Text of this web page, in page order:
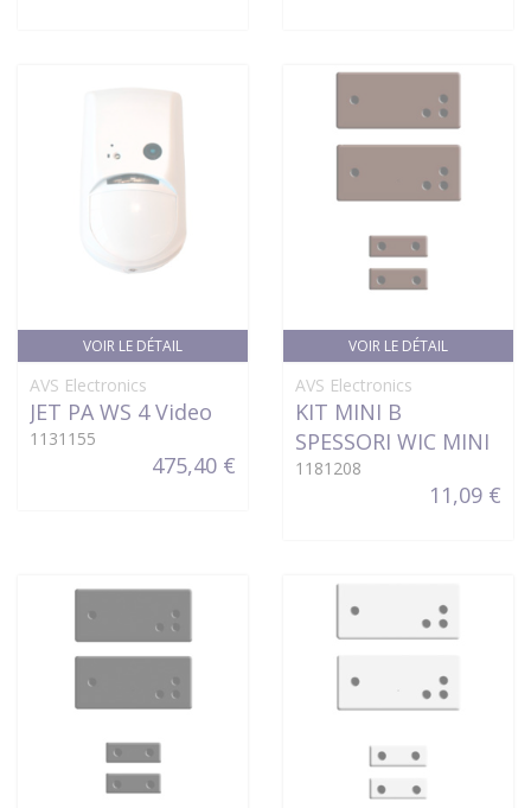
VOIR LE DÉTAIL
AVS Electronics
JET PA WS 4 Video
1131155
475,40 €
VOIR LE DÉTAIL
AVS Electronics
KIT MINI B
SPESSORI WIC MINI
1181208
11,09 €